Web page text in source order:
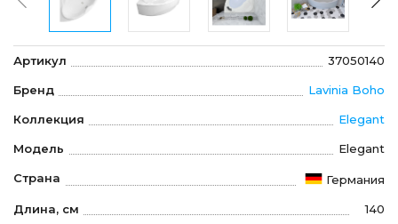
Артикул 37050140
Бренд Lavinia Boho
Коллекция Elegant
Модель Elegant
Страна Германия
Длина, см 140